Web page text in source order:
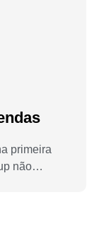
primeira
não
que ainda
forma